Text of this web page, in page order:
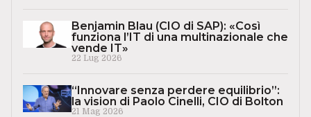
Benjamin Blau (CIO di SAP): «Così
funziona l’IT di una multinazionale che
vende IT»
22 Lug 2026
“Innovare senza perdere equilibrio”:
la vision di Paolo Cinelli, CIO di Bolton
21 Mag 2026